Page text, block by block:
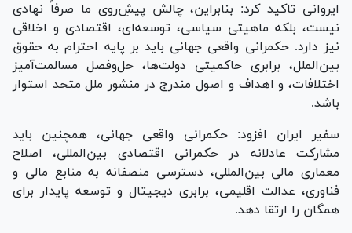
ایروانی تاکید کرد: بنابراین، چالش پیشِ‌روی ما صرفاً نهادی
نیست، بلکه ماهیتی سیاسی، توسعه‌ای، اقتصادی و اخلاقی
نیز دارد. حکمرانی واقعی جهانی باید بر پایه احترام به حقوق
بین‌الملل، برابری حاکمیتی دولت‌ها، حل‌وفصل مسالمت‌آمیز
اختلافات، و اهداف و اصول مندرج در منشور ملل متحد استوار
باشد.
سفیر ایران افزود: حکمرانی واقعی جهانی، همچنین باید
مشارکت عادلانه در حکمرانی اقتصادی بین‌المللی، اصلاح
معماری مالی بین‌المللی، دسترسی منصفانه به منابع مالی و
فناوری، عدالت اقلیمی، برابری دیجیتال و توسعه پایدار برای
همگان را ارتقا دهد.